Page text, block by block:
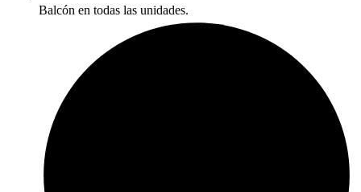
Balcón en todas las unidades.